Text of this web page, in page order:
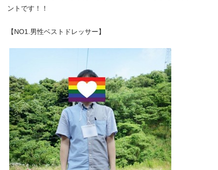
ントです！！
【NO1.男性ベストドレッサー】